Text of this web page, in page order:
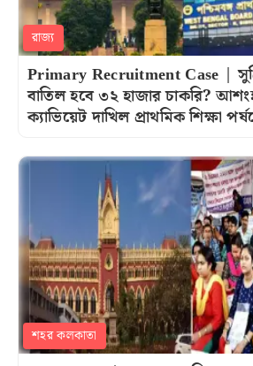
রাজ্য
Primary Recruitment Case |
বাতিল হবে ৩২ হাজার চাকরি?
ক্যাভিয়েট দাখিল প্রাথমিক শিক্ষা
শহর কলকাতা